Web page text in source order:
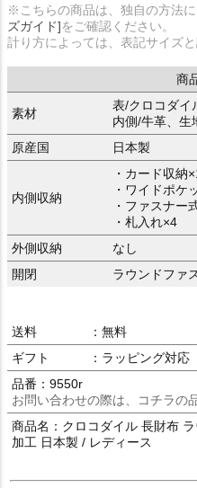
※こちらの商品は、独自の方法
ズガイド]をご確認ください。
計り方によっては、表記サイズ
商
素材
表/クロコダイ
内側/牛革、生
原産国
日本製
内側収納
・カード収納
・ワイドポケ
・ファスナー
・札入れ×4
外側収納
なし
開閉
ラウンドファ
送料
：無料
ギフト
：ラッピング対応
品番：9550r
お問い合わせの際は、コチラの
商品名：クロコダイル 長財布
加工 日本製 / レディース